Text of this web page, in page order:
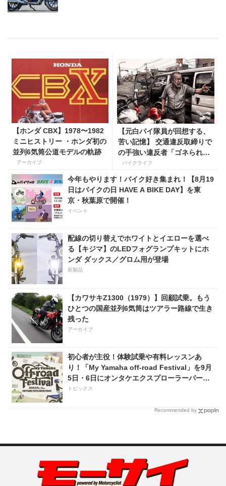
【ホンダ CBX】1978〜1982
ミニヒストリー ・ホンダ初の
並列6気筒公道モデルの軌跡
アーカイブ
【元白バイ隊員が回想する、
苦い記憶】 交通違反取締りで
の手強い違反者「ゴネられス
トーリー」
バイクライフ
今年もやります！バイク好き集まれ！【8月19
日はバイクの日 HAVE A BIKE DAY】を東
京・秋葉原で開催！
イベント
配線の切り替えでホワイトとイエローを選べ
る【キジマ】のLEDフォグランプキットにホ
ンダ ダックス／グロム用が登場
新製品
【カワサキZ1300（1979）】回顧試乗。もう
ひとつの国産並列6気筒はツアラー路線で生き
残った
アーカイブ
初心者が主役！体験試乗や有料レッスンあ
り！「My Yamaha off-road Festival」を9月
5日・6日にオンタケエクスプローラーパーク
で実施！
トピックス
Recommended by